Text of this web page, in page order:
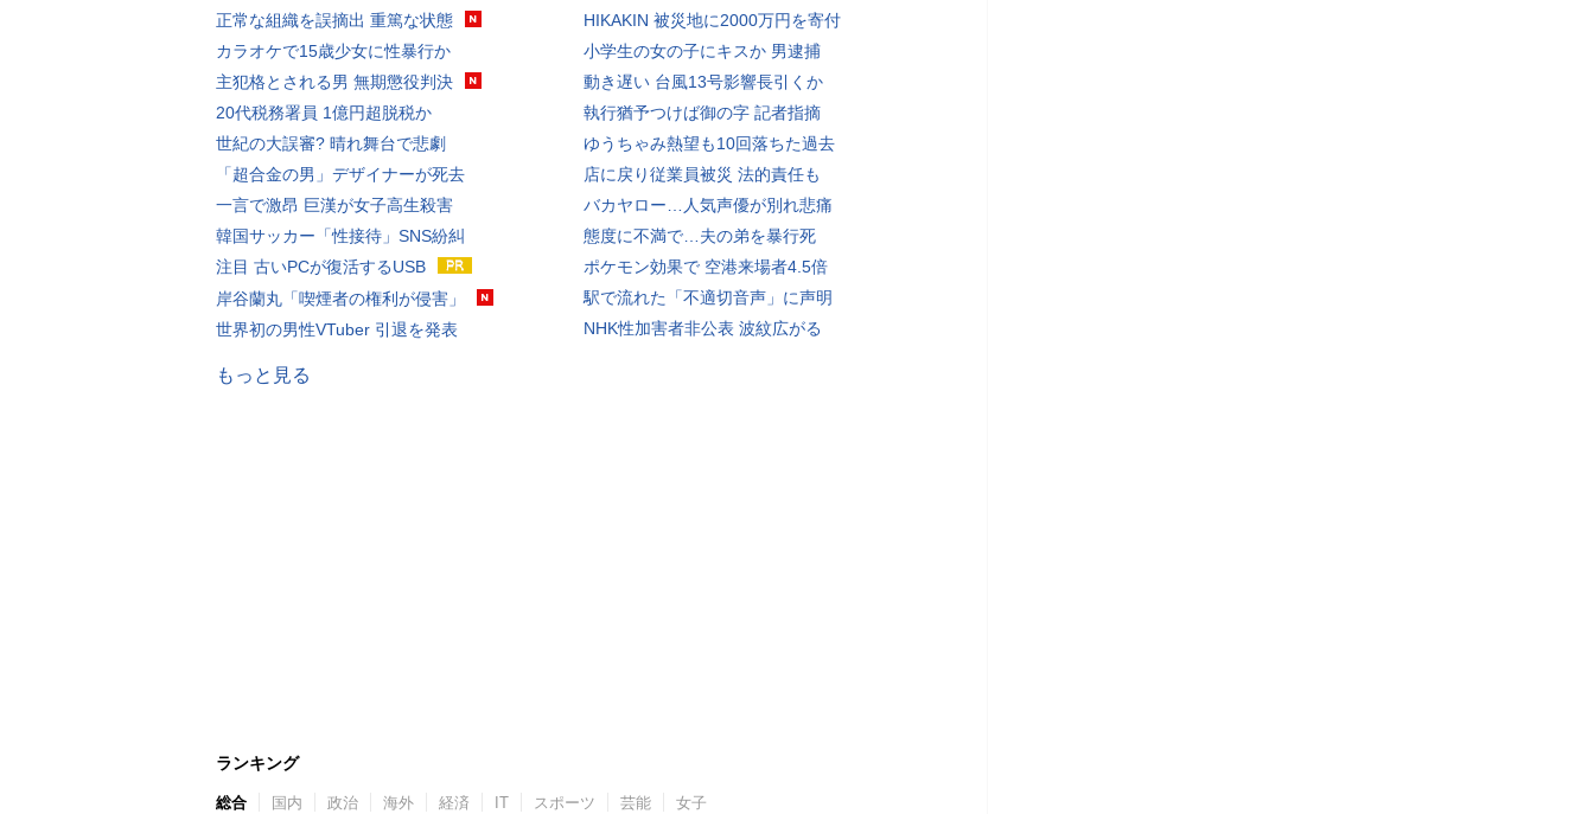
正常な組織を誤摘出 重篤な状態
カラオケで15歳少女に性暴行か
主犯格とされる男 無期懲役判決
20代税務署員 1億円超脱税か
世紀の大誤審? 晴れ舞台で悲劇
「超合金の男」デザイナーが死去
一言で激昂 巨漢が女子高生殺害
韓国サッカー「性接待」SNS紛糾
注目 古いPCが復活するUSB
岸谷蘭丸「喫煙者の権利が侵害」
世界初の男性VTuber 引退を発表
HIKAKIN 被災地に2000万円を寄付
小学生の女の子にキスか 男逮捕
動き遅い 台風13号影響長引くか
執行猶予つけば御の字 記者指摘
ゆうちゃみ熱望も10回落ちた過去
店に戻り従業員被災 法的責任も
バカヤロー…人気声優が別れ悲痛
態度に不満で…夫の弟を暴行死
ポケモン効果で 空港来場者4.5倍
駅で流れた「不適切音声」に声明
NHK性加害者非公表 波紋広がる
もっと見る
ランキング
総合 国内 政治 海外 経済 IT スポーツ 芸能 女子